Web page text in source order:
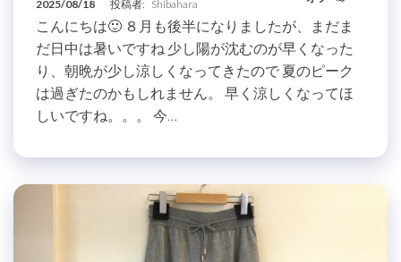
2025/08/18 投稿者: Shibahara
こんにちは🙂 ８月も後半になりましたが、まだま
だ日中は暑いですね 少し陽が沈むのが早くなった
り、朝晩が少し涼しくなってきたので 夏のピーク
は過ぎたのかもしれません。 早く涼しくなってほ
しいですね。。。 今…